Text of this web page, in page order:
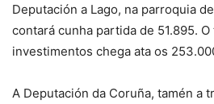
Deputación a Lago, na parroquia
contará cunha partida de 51.895.
investimentos chega ata os
A Deputación da Coruña, tamén a